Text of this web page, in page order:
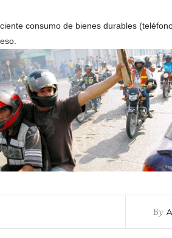
consumo de bienes durables
By